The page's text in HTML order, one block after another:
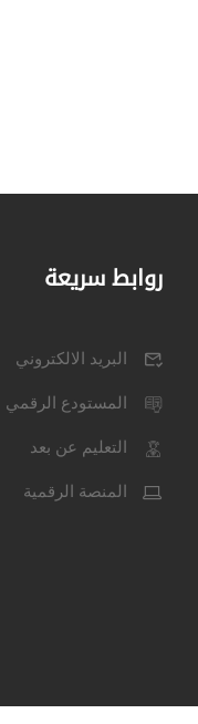
روابط سريعة
البريد الالكتروني
المستودع الرقمي
التعليم عن بعد
المنصة الرقمية